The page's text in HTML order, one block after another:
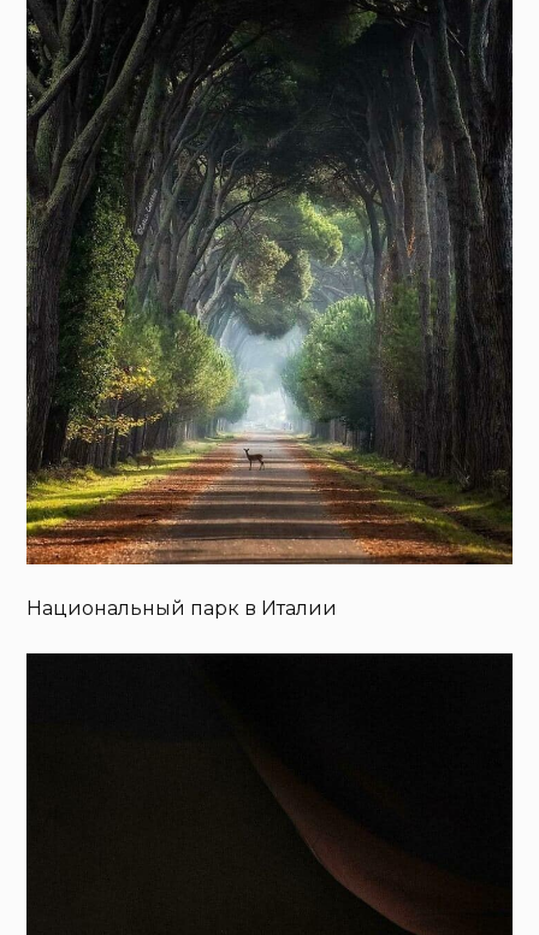
Национальный парк в Италии